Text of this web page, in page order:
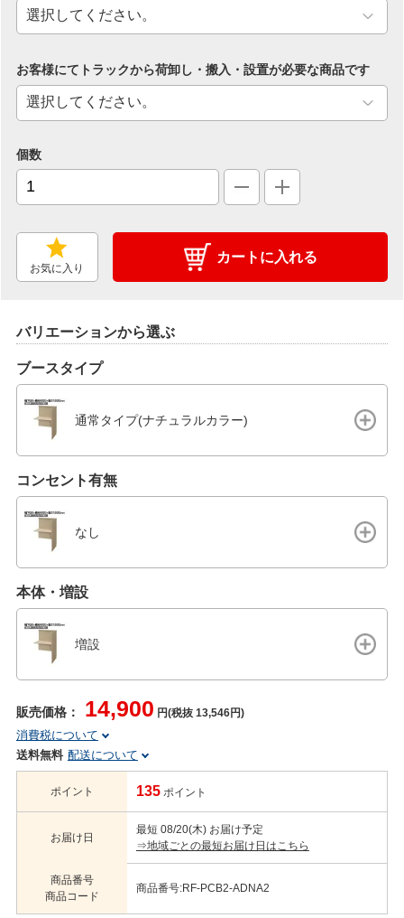
お客様にてトラックから荷卸し・搬入・設置が必要な商品です
個数
お気に入り
カートに入れる
バリエーションから選ぶ
ブースタイプ
通常タイプ(ナチュラルカラー)
コンセント有無
なし
本体・増設
増設
販売価格： 14,900 円(税抜 13,546円)
消費税について
送料無料 配送について
ポイント 135 ポイント
お届け日
最短 08/20(木) お届け予定
⇒地域ごとの最短お届け日はこちら
商品番号
商品コード
商品番号:RF-PCB2-ADNA2